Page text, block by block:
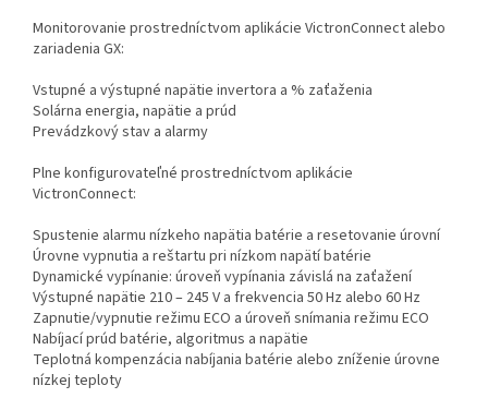
Monitorovanie prostredníctvom aplikácie VictronConnect alebo
zariadenia GX:
Vstupné a výstupné napätie invertora a % zaťaženia
Solárna energia, napätie a prúd
Prevádzkový stav a alarmy
Plne konfigurovateľné prostredníctvom aplikácie
VictronConnect:
Spustenie alarmu nízkeho napätia batérie a resetovanie úrovní
Úrovne vypnutia a reštartu pri nízkom napätí batérie
Dynamické vypínanie: úroveň vypínania závislá na zaťažení
Výstupné napätie 210 – 245 V a frekvencia 50 Hz alebo 60 Hz
Zapnutie/vypnutie režimu ECO a úroveň snímania režimu ECO
Nabíjací prúd batérie, algoritmus a napätie
Teplotná kompenzácia nabíjania batérie alebo zníženie úrovne
nízkej teploty